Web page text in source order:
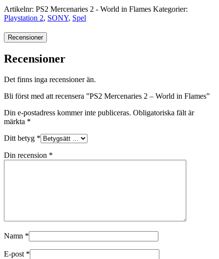
Artikelnr: PS2 Mercenaries 2 - World in Flames Kategorier:
Playstation 2, SONY, Spel
Recensioner
Recensioner
Det finns inga recensioner än.
Bli först med att recensera ”PS2 Mercenaries 2 – World in Flames”
Din e-postadress kommer inte publiceras. Obligatoriska fält är
märkta *
Ditt betyg *
Din recension *
Namn *
E-post *